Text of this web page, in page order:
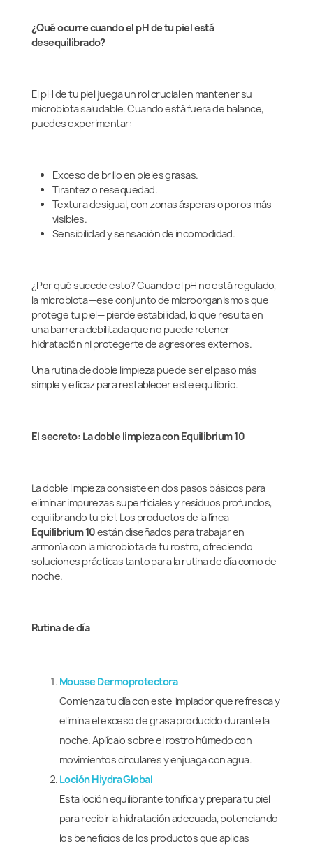
¿Qué ocurre cuando el pH de tu piel está
desequilibrado?
El pH de tu piel juega un rol crucial en mantener su
microbiota saludable. Cuando está fuera de balance,
puedes experimentar:
Exceso de brillo en pieles grasas.
Tirantez o resequedad.
Textura desigual, con zonas ásperas o poros más
visibles.
Sensibilidad y sensación de incomodidad.
¿Por qué sucede esto? Cuando el pH no está regulado,
la microbiota —ese conjunto de microorganismos que
protege tu piel— pierde estabilidad, lo que resulta en
una barrera debilitada que no puede retener
hidratación ni protegerte de agresores externos.
Una rutina de doble limpieza puede ser el paso más
simple y eficaz para restablecer este equilibrio.
El secreto: La doble limpieza con Equilibrium 10
La doble limpieza consiste en dos pasos básicos para
eliminar impurezas superficiales y residuos profundos,
equilibrando tu piel. Los productos de la línea
Equilibrium 10están diseñados para trabajar en
armonía con la microbiota de tu rostro, ofreciendo
soluciones prácticas tanto para la rutina de día como de
noche.
Rutina de día
Mousse Dermoprotectora
Comienza tu día con este limpiador que refresca y
elimina el exceso de grasa producido durante la
noche. Aplícalo sobre el rostro húmedo con
movimientos circulares y enjuaga con agua.
Loción Hiydra Global
Esta loción equilibrante tonifica y prepara tu piel
para recibir la hidratación adecuada, potenciando
los beneficios de los productos que aplicas